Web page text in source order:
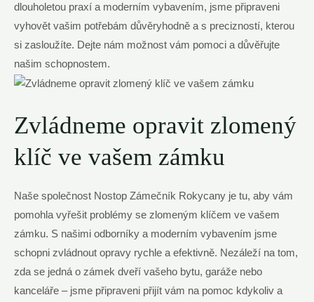
dlouholetou praxí a moderním vybavením, jsme připraveni
vyhovět vašim potřebám důvěryhodně a s precizností, kterou
si zasloužíte. Dejte nám možnost vám pomoci a důvěřujte
našim schopnostem.
Zvládneme opravit zlomený
klíč ve vašem zámku
Naše společnost Nostop Zámečník Rokycany je tu, aby vám
pomohla vyřešit problémy se zlomeným klíčem ve vašem
zámku. S našimi odborníky a moderním vybavením jsme
schopni zvládnout opravy rychle a efektivně. Nezáleží na tom,
zda se jedná o zámek dveří vašeho bytu, garáže nebo
kanceláře – jsme připraveni přijít vám na pomoc kdykoliv a